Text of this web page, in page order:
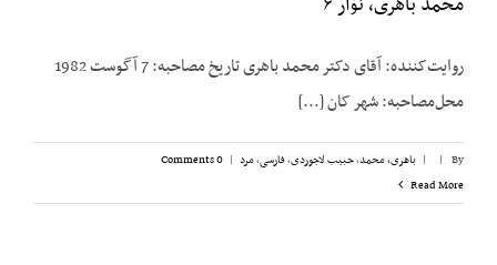
روایت‌کننده: آقای دکتر محمد باهری تاریخ مصاحبه: 7 آگوست 1982
محل‌مصاحبه: شهر کان [...]
By
|
| باهری، محمد,حبیب لاجوردی,فارسی,مرد |
0 Comments
Read More